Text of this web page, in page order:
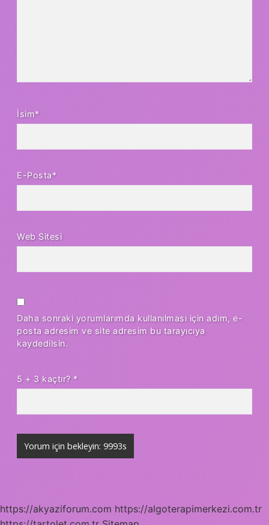
İsim*
E-Posta*
Web Sitesi
Daha sonraki yorumlarımda kullanılması için adım, e-
posta adresim ve site adresim bu tarayıcıya
kaydedilsin.
5 + 3 kaçtır? *
https://akyaziforum.com https://algoterapimerkezi.com.tr